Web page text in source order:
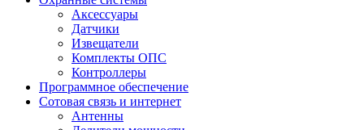
Аксессуары
Датчики
Извещатели
Комплекты ОПС
Контроллеры
Программное обеспечение
Сотовая связь и интернет
Антенны